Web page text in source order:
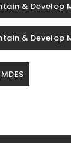
& Develop
& Develop